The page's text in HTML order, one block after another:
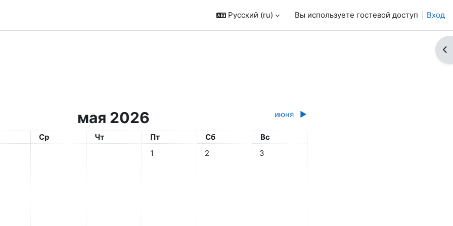
Русский ‎(ru)‎ Вы используете гостевой доступ Вход
мая 2026 июня ▶︎
Среда
Ср Четверг
Чт Пятница
Пт Суббота
Сб Воскресенье
Вс
Нет событий, пятница 1 мая
1 Нет событий, суббота 2 мая
2 Нет событий, воскресенье 3 мая
3